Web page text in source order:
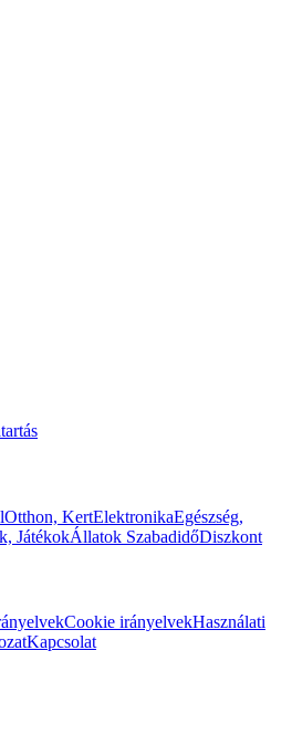
Otthon, KertElektronikaEgészség,
JátékokÁllatok SzabadidőDiszkont
Cookie irányelvekHasználati
Kapcsolat